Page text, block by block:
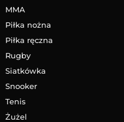
MMA
Piłka nożna
Piłka ręczna
Rugby
Siatkówka
Snooker
Tenis
Żużel